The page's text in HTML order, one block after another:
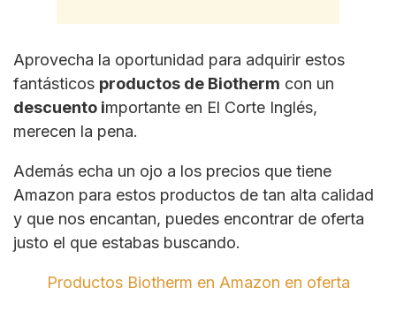
Aprovecha la oportunidad para adquirir estos
fantásticos productos de Biotherm con un
descuento importante en El Corte Inglés,
merecen la pena.
Además echa un ojo a los precios que tiene
Amazon para estos productos de tan alta calidad
y que nos encantan, puedes encontrar de oferta
justo el que estabas buscando.
Productos Biotherm en Amazon en oferta